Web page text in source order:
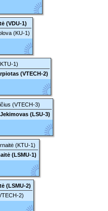
(VDU-1)
(KU-1)
1)
(VTECH-2)
(VTECH-3)
(LSU-3)
(KTU-1)
(LSMU-1)
(LSMU-2)
2)